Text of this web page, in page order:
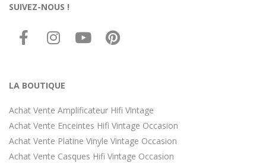
SUIVEZ-NOUS !
LA BOUTIQUE
Achat Vente Amplificateur Hifi Vintage
Achat Vente Enceintes Hifi Vintage Occasion
Achat Vente Platine Vinyle Vintage Occasion
Achat Vente Casques Hifi Vintage Occasion